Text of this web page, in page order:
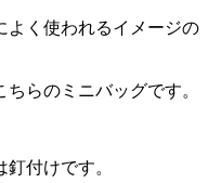
よく使われるイメージの
らのミニバッグです。
付けです。